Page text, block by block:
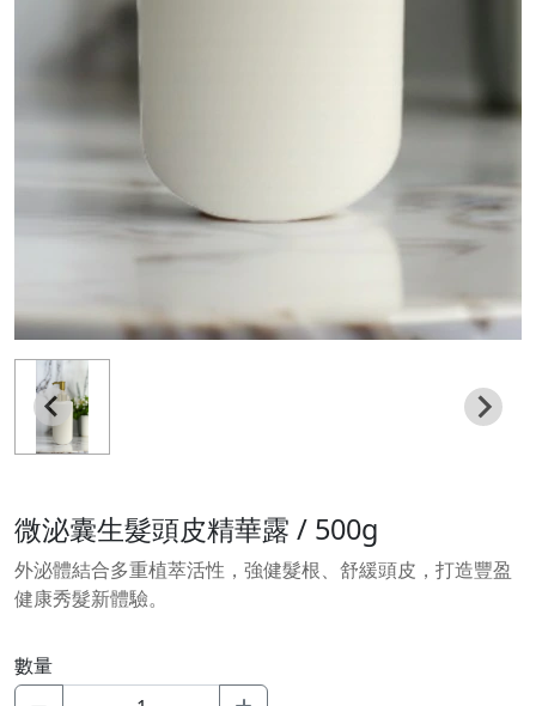
微泌囊生髮頭皮精華露 / 500g
外泌體結合多重植萃活性，強健髮根、舒緩頭皮，打造豐盈
健康秀髮新體驗。
數量